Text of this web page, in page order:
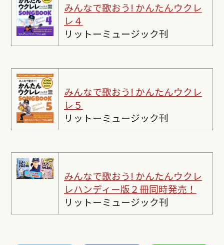
みんなで歌おう! かんたんウクレ
レ４
リットーミュージック刊
みんなで歌おう! かんたんウクレ
レ５
リットーミュージック刊
みんなで歌おう! かんたんウクレ
レハンディー版２冊同時発売！
リットーミュージック刊